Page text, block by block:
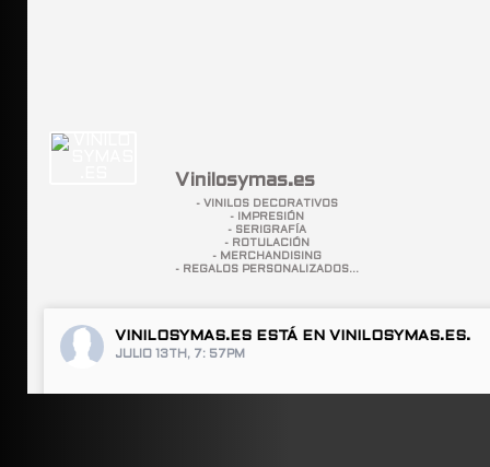
Vinilosymas.es
- VINILOS DECORATIVOS
- IMPRESIÓN
- SERIGRAFÍA
- ROTULACIÓN
- MERCHANDISING
- REGALOS PERSONALIZADOS...
VINILOSYMAS.ES ESTÁ EN VINILOSYMAS.ES.
JULIO 13TH, 7: 57PM